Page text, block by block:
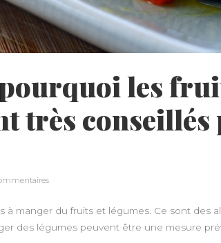
les
très conseillés
à manger du fruits et légumes. Ce sont des
des légumes peuvent être une mesure